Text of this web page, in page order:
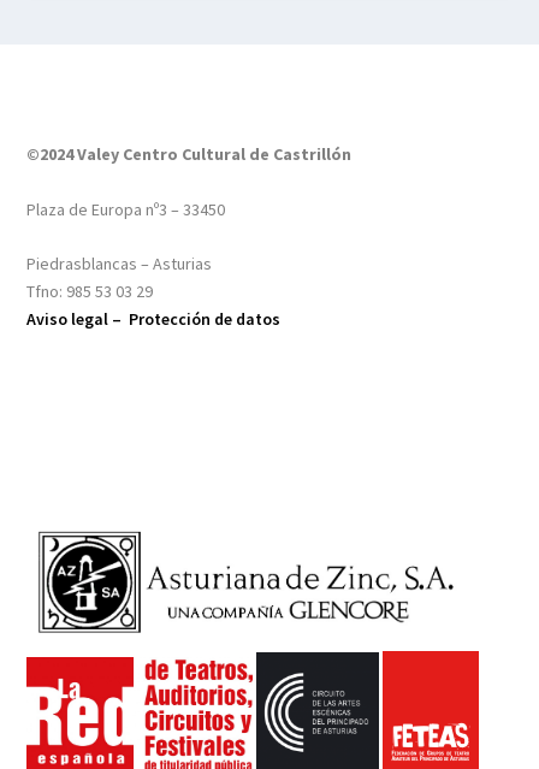
©2024 Valey Centro Cultural de Castrillón
Plaza de Europa nº3 – 33450
Piedrasblancas – Asturias
Tfno: 985 53 03 29
Aviso legal – Protección de datos